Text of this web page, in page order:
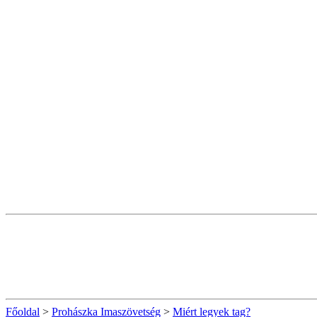
Főoldal > Prohászka Imaszövetség > Miért legyek tag?